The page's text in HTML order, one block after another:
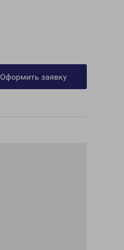
Оформить заявку